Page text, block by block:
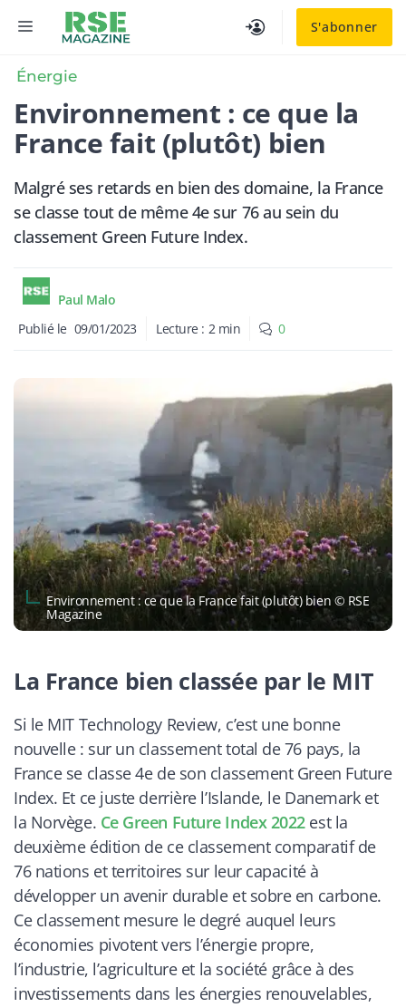
S'abonner
MENU
Énergie
Environnement : ce que la
France fait (plutôt) bien
Malgré ses retards en bien des domaine, la France
se classe tout de même 4e sur 76 au sein du
classement Green Future Index.
Paul Malo
Publié le 09/01/2023 Lecture : 2 min 0
Environnement : ce que la France fait (plutôt) bien © RSE
Magazine
La France bien classée par le MIT
Si le MIT Technology Review, c’est une bonne
nouvelle : sur un classement total de 76 pays, la
France se classe 4e de son classement Green Future
Index. Et ce juste derrière l’Islande, le Danemark et
la Norvège. Ce Green Future Index 2022est la
deuxième édition de ce classement comparatif de
76 nations et territoires sur leur capacité à
développer un avenir durable et sobre en carbone.
Ce classement mesure le degré auquel leurs
économies pivotent vers l’énergie propre,
l’industrie, l’agriculture et la société grâce à des
investissements dans les énergies renouvelables,